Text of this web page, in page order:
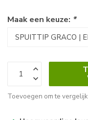
Maak een keuze: *
Toevoegen om te